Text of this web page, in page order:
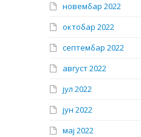
новембар 2022
октобар 2022
септембар 2022
август 2022
јул 2022
јун 2022
мај 2022